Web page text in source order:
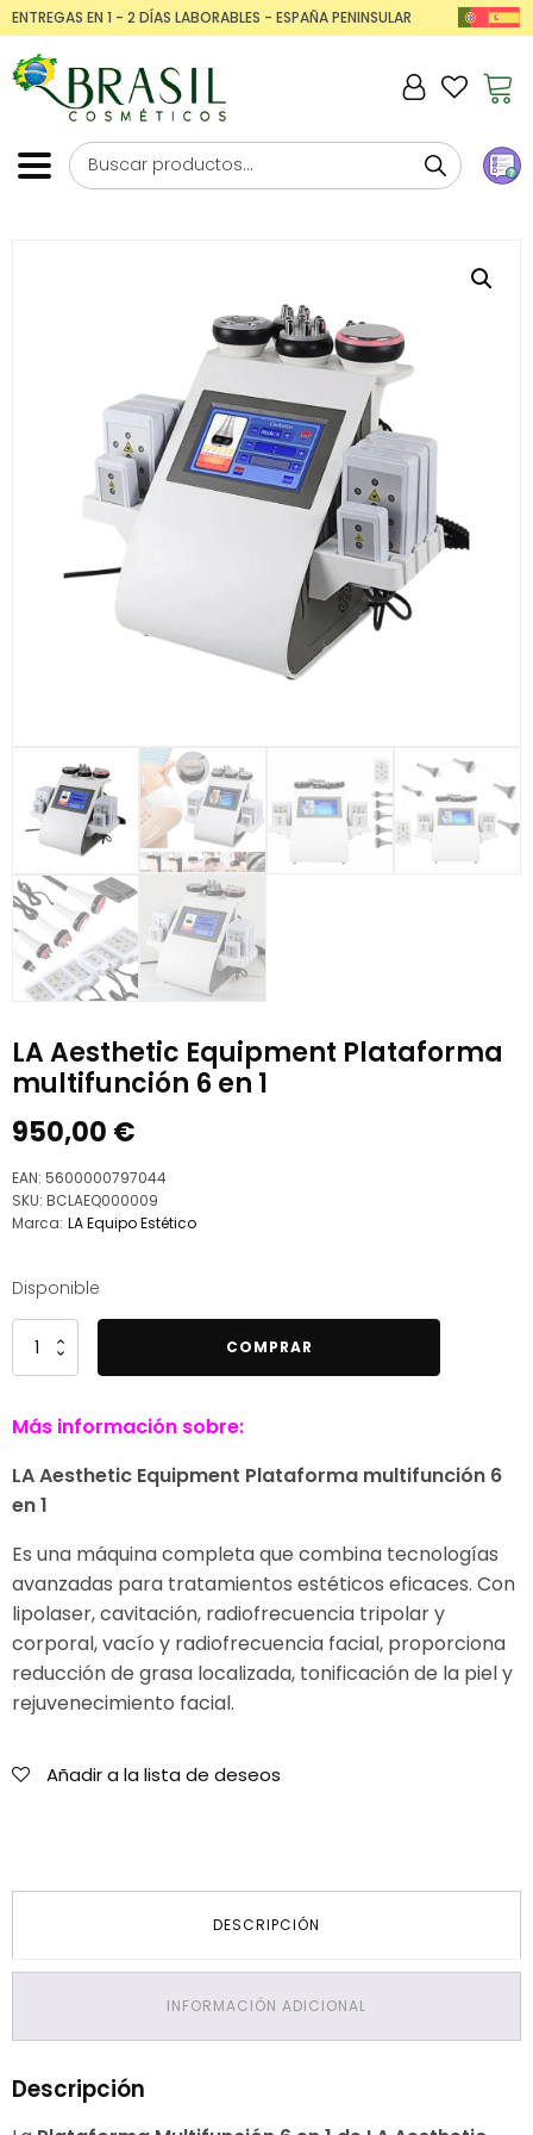
ENTREGAS EN 1 - 2 DÍAS LABORABLES - ESPAÑA PENINSULAR
LA Aesthetic Equipment Plataforma
multifunción 6 en 1
950,00 €
EAN: 5600000797044
SKU: BCLAEQ000009
Marca: LA Equipo Estético
Disponible
Aesthetic
Plataforma
6
en
1
COMPRAR
Más información sobre:
LA Aesthetic Equipment Plataforma multifunción 6
en 1
Es una máquina completa que combina tecnologías
avanzadas para tratamientos estéticos eficaces. Con
lipolaser, cavitación, radiofrecuencia tripolar y
corporal, vacío y radiofrecuencia facial, proporciona
reducción de grasa localizada, tonificación de la piel y
rejuvenecimiento facial.
Añadir a la lista de deseos
DESCRIPCIÓN
INFORMACIÓN ADICIONAL
Descripción